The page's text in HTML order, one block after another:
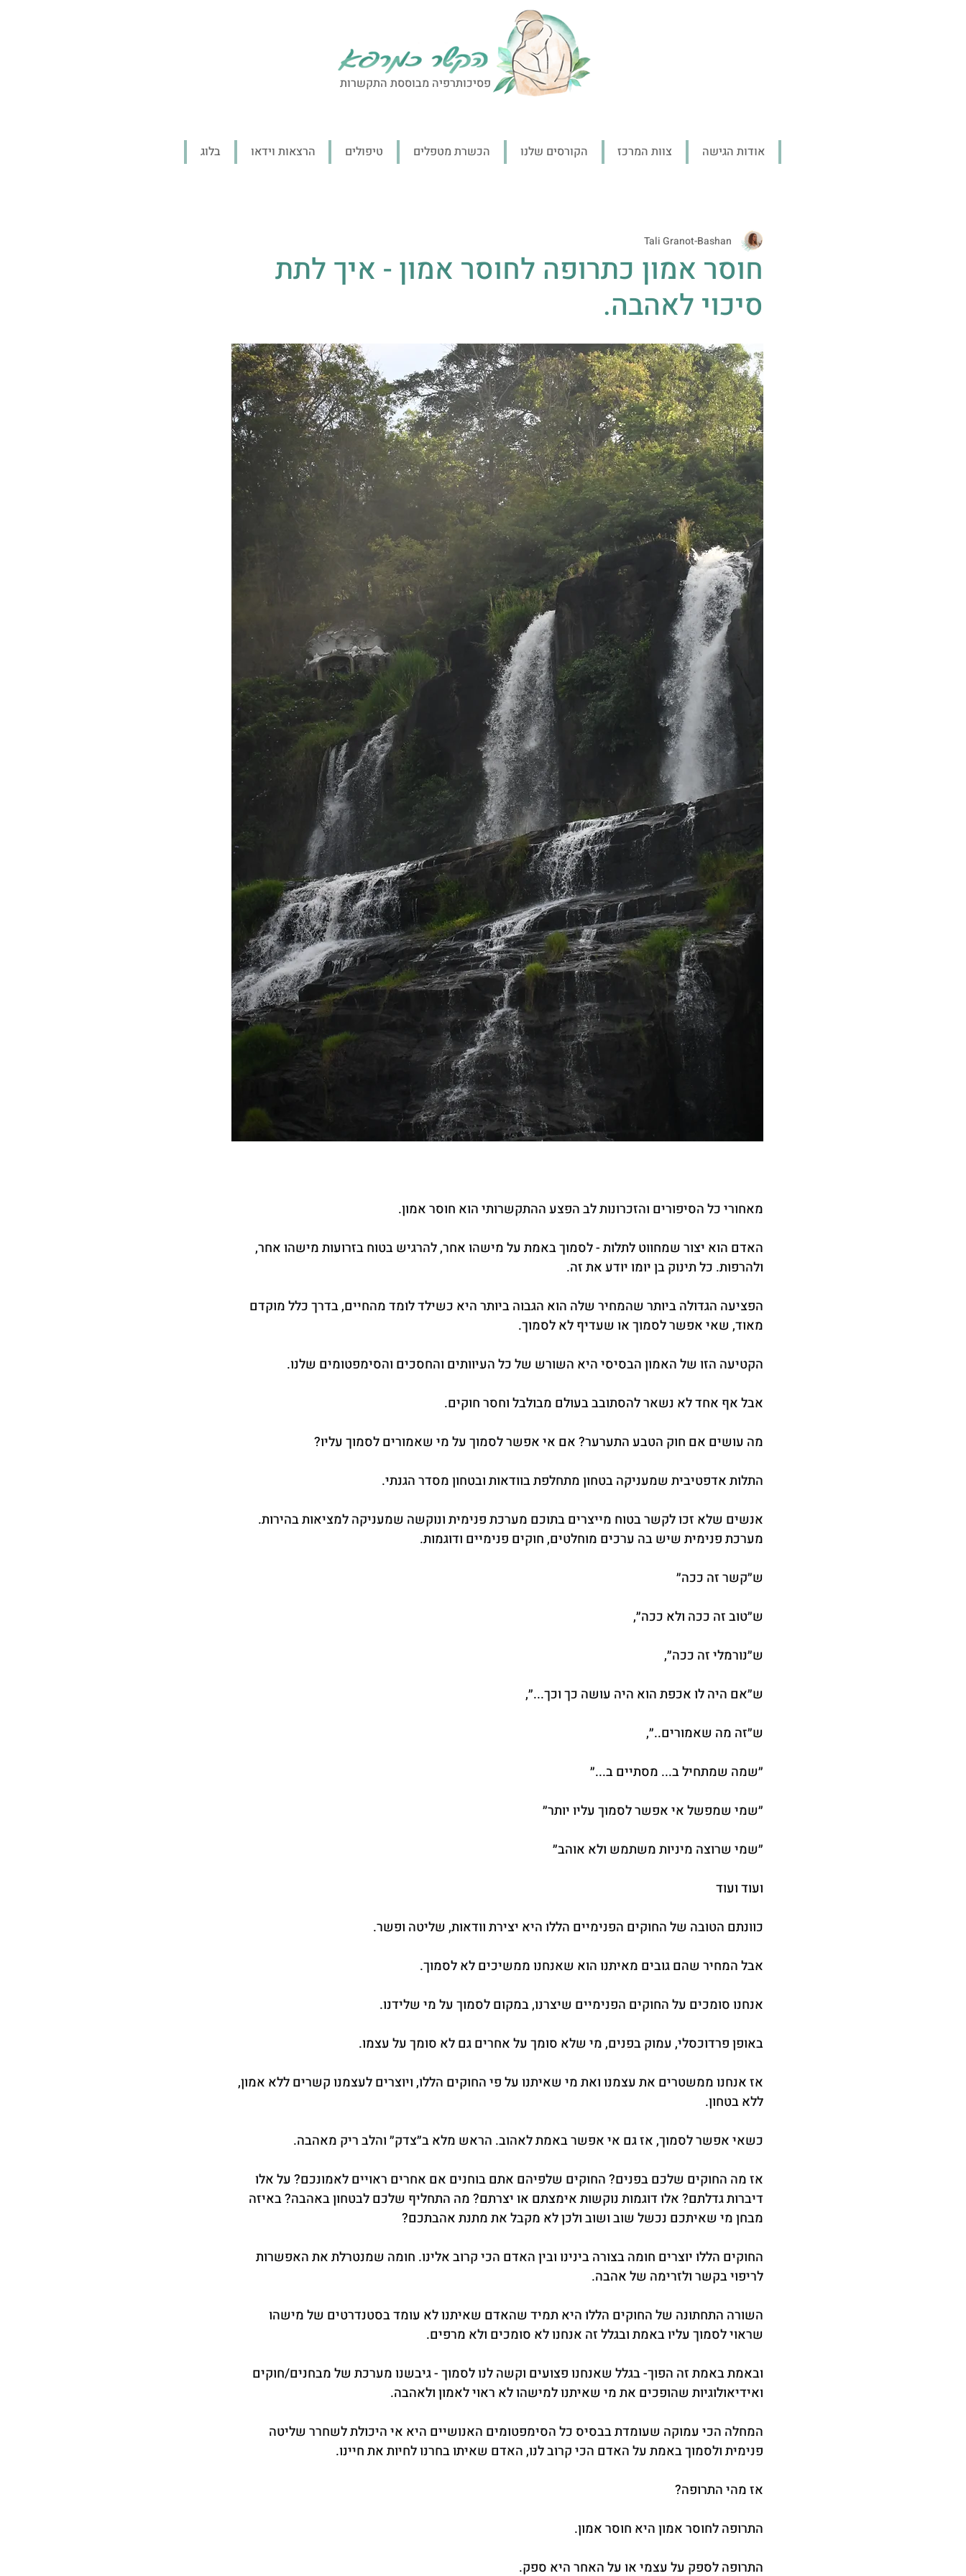
פסיכותרפיה מבוססת התקשרות
אודות הגישה צוות המרכז הקורסים שלנו הכשרת מטפלים טיפולים הרצאות וידאו בלוג
חוסר אמון כתרופה לחוסר אמון - איך לתת
סיכוי לאהבה.
Tali Granot-Bashan
מאחורי כל הסיפורים והזכרונות לב הפצע ההתקשרותי הוא חוסר אמון.
האדם הוא יצור שמחווט לתלות - לסמוך באמת על מישהו אחר, להרגיש בטוח בזרועות מישהו אחר,
ולהרפות. כל תינוק בן יומו יודע את זה.
הפציעה הגדולה ביותר שהמחיר שלה הוא הגבוה ביותר היא כשילד לומד מהחיים, בדרך כלל מוקדם
מאוד, שאי אפשר לסמוך או שעדיף לא לסמוך.
הקטיעה הזו של האמון הבסיסי היא השורש של כל העיוותים והחסכים והסימפטומים שלנו.
אבל אף אחד לא נשאר להסתובב בעולם מבולבל וחסר חוקים.
מה עושים אם חוק הטבע התערער? אם אי אפשר לסמוך על מי שאמורים לסמוך עליו?
התלות אדפטיבית שמעניקה בטחון מתחלפת בוודאות ובטחון מסדר הגנתי.
אנשים שלא זכו לקשר בטוח מייצרים בתוכם מערכת פנימית ונוקשה שמעניקה למציאות בהירות.
מערכת פנימית שיש בה ערכים מוחלטים, חוקים פנימיים ודוגמות.
ש״קשר זה ככה״
ש״טוב זה ככה ולא ככה״,
ש״נורמלי זה ככה״,
ש״אם היה לו אכפת הוא היה עושה כך וכך...״,
ש״זה מה שאמורים..״,
״שמה שמתחיל ב... מסתיים ב...״
״שמי שמפשל אי אפשר לסמוך עליו יותר״
״שמי שרוצה מיניות משתמש ולא אוהב״
ועוד ועוד
כוונתם הטובה של החוקים הפנימיים הללו היא יצירת וודאות, שליטה ופשר.
אבל המחיר שהם גובים מאיתנו הוא שאנחנו ממשיכים לא לסמוך.
אנחנו סומכים על החוקים הפנימיים שיצרנו, במקום לסמוך על מי שלידנו.
באופן פרדוכסלי, עמוק בפנים, מי שלא סומך על אחרים גם לא סומך על עצמו.
אז אנחנו ממשטרים את עצמנו ואת מי שאיתנו על פי החוקים הללו, ויוצרים לעצמנו קשרים ללא אמון,
ללא בטחון.
כשאי אפשר לסמוך, אז גם אי אפשר באמת לאהוב. הראש מלא ב״צדק״ והלב ריק מאהבה.
אז מה החוקים שלכם בפנים? החוקים שלפיהם אתם בוחנים אם אחרים ראויים לאמונכם? על אלו
דיברות גדלתם? אלו דוגמות נוקשות אימצתם או יצרתם? מה התחליף שלכם לבטחון באהבה? באיזה
מבחן מי שאיתכם נכשל שוב ושוב ולכן לא מקבל את מתנת אהבתכם?
החוקים הללו יוצרים חומה בצורה בינינו ובין האדם הכי קרוב אלינו. חומה שמנטרלת את האפשרות
לריפוי בקשר ולזרימה של אהבה.
השורה התחתונה של החוקים הללו היא תמיד שהאדם שאיתנו לא עומד בסטנדרטים של מישהו
שראוי לסמוך עליו באמת ובגלל זה אנחנו לא סומכים ולא מרפים.
ובאמת באמת זה הפוך- בגלל שאנחנו פצועים וקשה לנו לסמוך - גיבשנו מערכת של מבחנים/חוקים
ואידיאולוגיות שהופכים את מי שאיתנו למישהו לא ראוי לאמון ולאהבה.
המחלה הכי עמוקה שעומדת בבסיס כל הסימפטומים האנושיים היא אי היכולת לשחרר שליטה
פנימית ולסמוך באמת על האדם הכי קרוב לנו, האדם שאיתו בחרנו לחיות את חיינו.
אז מהי התרופה?
התרופה לחוסר אמון היא חוסר אמון.
התרופה לספק על עצמי או על האחר היא ספק.